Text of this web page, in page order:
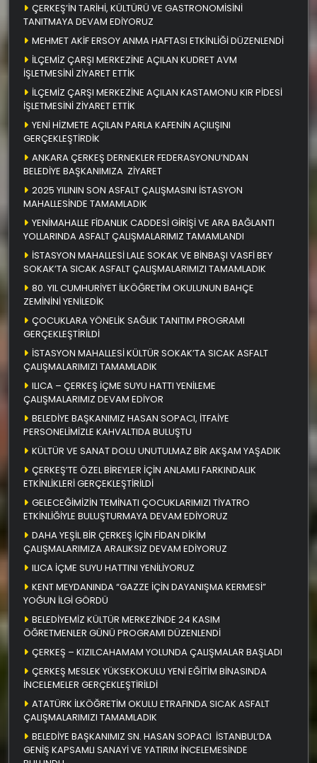
ÇERKEŞ’İN TARİHİ, KÜLTÜRÜ VE GASTRONOMİSİNİ
TANITMAYA DEVAM EDİYORUZ
MEHMET AKİF ERSOY ANMA HAFTASI ETKİNLİĞİ DÜZENLENDİ
İLÇEMİZ ÇARŞI MERKEZİNE AÇILAN KUDRET AVM
İŞLETMESİNİ ZİYARET ETTİK
İLÇEMİZ ÇARŞI MERKEZİNE AÇILAN KASTAMONU KIR PİDESİ
İŞLETMESİNİ ZİYARET ETTİK
YENİ HİZMETE AÇILAN PARLA KAFENİN AÇILIŞINI
GERÇEKLEŞTİRDİK
ANKARA ÇERKEŞ DERNEKLER FEDERASYONU’NDAN
BELEDİYE BAŞKANIMIZA ZİYARET
2025 YILININ SON ASFALT ÇALIŞMASINI İSTASYON
MAHALLESİNDE TAMAMLADIK
YENİMAHALLE FİDANLIK CADDESİ GİRİŞİ VE ARA BAĞLANTI
YOLLARINDA ASFALT ÇALIŞMALARIMIZ TAMAMLANDI
İSTASYON MAHALLESİ LALE SOKAK VE BİNBAŞI VASFİ BEY
SOKAK’TA SICAK ASFALT ÇALIŞMALARIMIZI TAMAMLADIK
80. YIL CUMHURİYET İLKÖĞRETİM OKULUNUN BAHÇE
ZEMİNİNİ YENİLEDİK
ÇOCUKLARA YÖNELİK SAĞLIK TANITIM PROGRAMI
GERÇEKLEŞTİRİLDİ
İSTASYON MAHALLESİ KÜLTÜR SOKAK’TA SICAK ASFALT
ÇALIŞMALARIMIZI TAMAMLADIK
ILICA – ÇERKEŞ İÇME SUYU HATTI YENİLEME
ÇALIŞMALARIMIZ DEVAM EDİYOR
BELEDİYE BAŞKANIMIZ HASAN SOPACI, İTFAİYE
PERSONELİMİZLE KAHVALTIDA BULUŞTU
KÜLTÜR VE SANAT DOLU UNUTULMAZ BİR AKŞAM YAŞADIK
ÇERKEŞ’TE ÖZEL BİREYLER İÇİN ANLAMLI FARKINDALIK
ETKİNLİKLERİ GERÇEKLEŞTİRİLDİ
GELECEĞİMİZİN TEMİNATI ÇOCUKLARIMIZI TİYATRO
ETKİNLİĞİYLE BULUŞTURMAYA DEVAM EDİYORUZ
DAHA YEŞİL BİR ÇERKEŞ İÇİN FİDAN DİKİM
ÇALIŞMALARIMIZA ARALIKSIZ DEVAM EDİYORUZ
ILICA İÇME SUYU HATTINI YENİLİYORUZ
KENT MEYDANINDA “GAZZE İÇİN DAYANIŞMA KERMESİ”
YOĞUN İLGİ GÖRDÜ
BELEDİYEMİZ KÜLTÜR MERKEZİNDE 24 KASIM
ÖĞRETMENLER GÜNÜ PROGRAMI DÜZENLENDİ
ÇERKEŞ – KIZILCAHAMAM YOLUNDA ÇALIŞMALAR BAŞLADI
ÇERKEŞ MESLEK YÜKSEKOKULU YENİ EĞİTİM BİNASINDA
İNCELEMELER GERÇEKLEŞTİRİLDİ
ATATÜRK İLKÖĞRETİM OKULU ETRAFINDA SICAK ASFALT
ÇALIŞMALARIMIZI TAMAMLADIK
BELEDİYE BAŞKANIMIZ SN. HASAN SOPACI İSTANBUL’DA
GENİŞ KAPSAMLI SANAYİ VE YATIRIM İNCELEMESİNDE